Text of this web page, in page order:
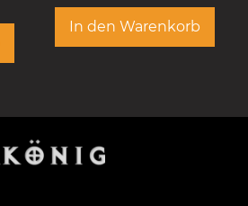
In den Warenkorb